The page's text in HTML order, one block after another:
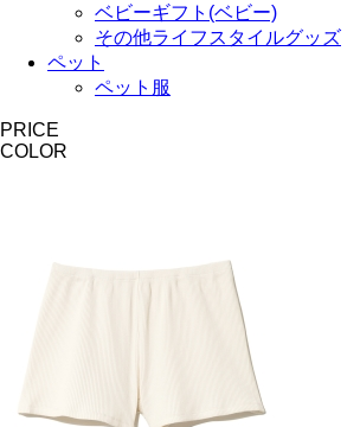
ベビーギフト(ベビー)
その他ライフスタイルグッズ
ペット
ペット服
PRICE
COLOR